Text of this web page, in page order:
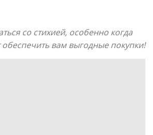
со стихией, особенно когда
обеспечить вам выгодные покупки!